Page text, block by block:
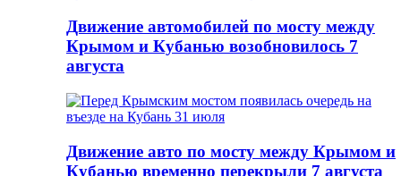
Движение автомобилей по мосту между
Крымом и Кубанью возобновилось 7
августа
Движение авто по мосту между Крымом и
Кубанью временно перекрыли 7 августа